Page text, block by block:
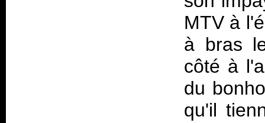
MTV à
à bras
côté à
du
qu'il